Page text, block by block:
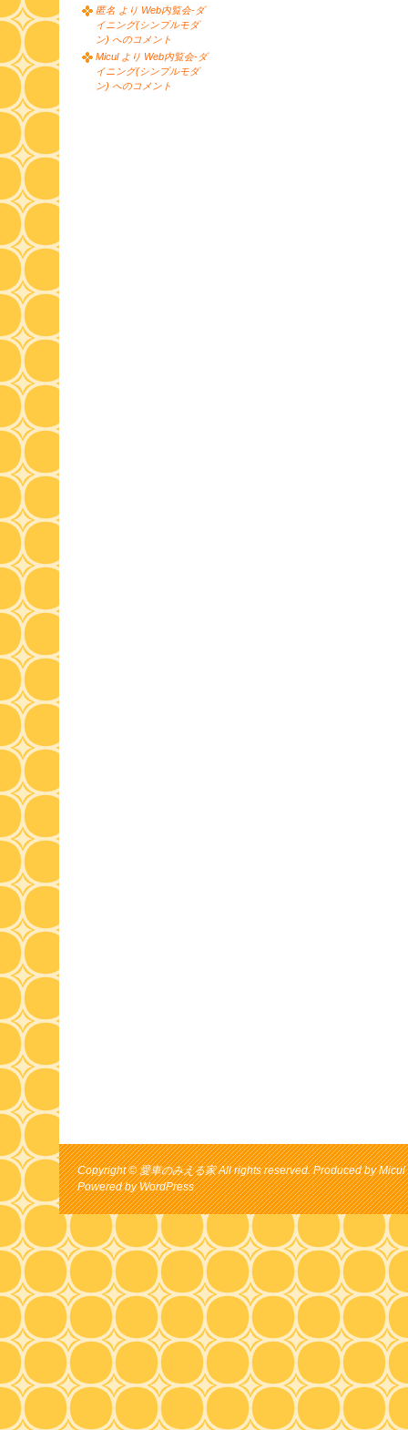
匿名 より Web内覧会-ダ
イニング(シンプルモダ
ン) へのコメント
Micul より Web内覧会-ダ
イニング(シンプルモダ
ン) へのコメント
Copyright © 愛車のみえる家 All rights reserved. Produced by Micul
Powered byWordPress